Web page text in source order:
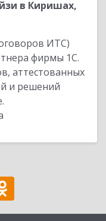
в Киришах,
ИТС)
фирмы 1С.
аттестованных
и решений